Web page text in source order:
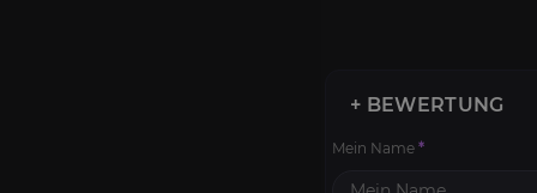
+ BEWERTUNG
Mein Name *